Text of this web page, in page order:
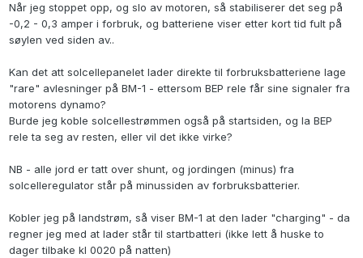
Når jeg stoppet opp, og slo av motoren, så stabiliserer det seg på
-0,2 - 0,3 amper i forbruk, og batteriene viser etter kort tid fult på
søylen ved siden av..
Kan det att solcellepanelet lader direkte til forbruksbatteriene lage
"rare" avlesninger på BM-1 - ettersom BEP rele får sine signaler fra
motorens dynamo?
Burde jeg koble solcellestrømmen også på startsiden, og la BEP
rele ta seg av resten, eller vil det ikke virke?
NB - alle jord er tatt over shunt, og jordingen (minus) fra
solcelleregulator står på minussiden av forbruksbatterier.
Kobler jeg på landstrøm, så viser BM-1 at den lader "charging" - da
regner jeg med at lader står til startbatteri (ikke lett å huske to
dager tilbake kl 0020 på natten)